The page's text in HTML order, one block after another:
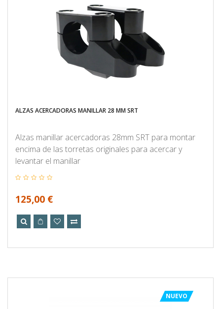
ALZAS ACERCADORAS MANILLAR 28 MM SRT
Alzas manillar acercadoras 28mm SRT para montar
encima de las torretas originales para acercar y
levantar el manillar
125,00 €
NUEVO